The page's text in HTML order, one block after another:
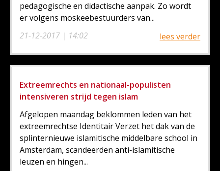
21-12-2017 | 14:02
pedagogische en didactische aanpak. Zo wordt
er volgens moskeebestuurders van...
lees verder
Extreemrechts en nationaal-populisten
intensiveren strijd tegen islam
Afgelopen maandag beklommen leden van het
extreemrechtse Identitair Verzet het dak van de
splinternieuwe islamitische middelbare school in
Amsterdam, scandeerden anti-islamitische
leuzen en hingen...